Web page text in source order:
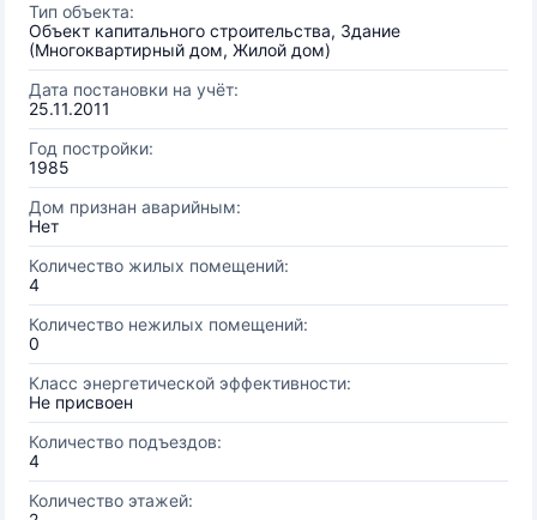
Тип объекта:
Объект капитального строительства, Здание
(Многоквартирный дом, Жилой дом)
Дата постановки на учёт:
25.11.2011
Год постройки:
1985
Дом признан аварийным:
Нет
Количество жилых помещений:
4
Количество нежилых помещений:
0
Класс энергетической эффективности:
Не присвоен
Количество подъездов:
4
Количество этажей: